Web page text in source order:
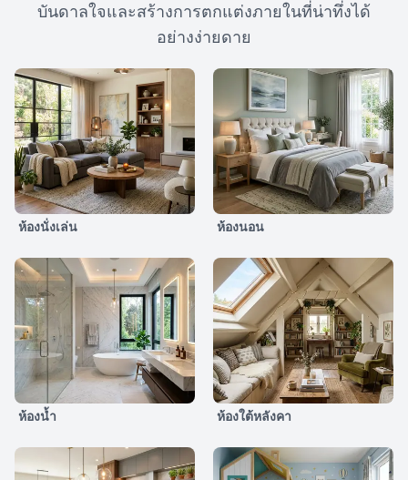
บันดาลใจและสร้างการตกแต่งภายในที่น่าทึ่งได้
อย่างง่ายดาย
ห้องนั่งเล่น ห้องนอน
ห้องน้ำ ห้องใต้หลังคา